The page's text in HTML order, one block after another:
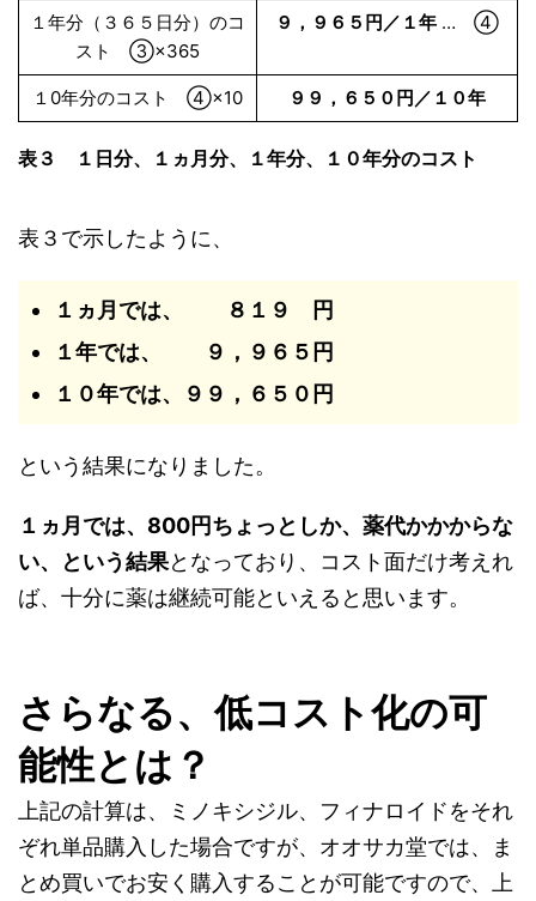
１年分（３６５日分）のコ
スト ③×365
９，９６５円／１年 … ④
１0年分のコスト ④×10 ９９，６５０円／１０年
表３ １日分、１ヵ月分、１年分、 １０年分のコスト
表３で示したように、
１ヵ月では、 ８１９ 円
１年では、 ９，９６５円
１０年では、９９，６５０円
という結果になりました。
１ヵ月では、800円ちょっとしか、薬代かかからな
い、という結果となっており、コスト面だけ考えれ
ば、十分に薬は継続可能といえると思います。
さらなる、低コスト化の可
能性とは？
上記の計算は、ミノキシジル、フィナロイドをそれ
ぞれ単品購入した場合ですが、オオサカ堂では、ま
とめ買いでお安く購入することが可能ですので、上